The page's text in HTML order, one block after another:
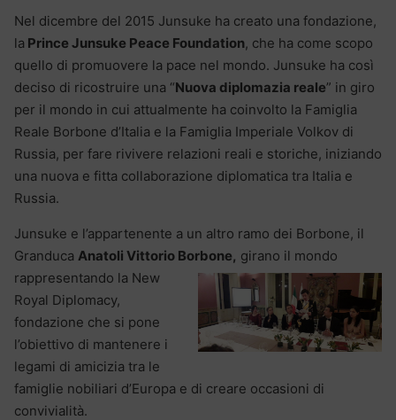
Nel dicembre del 2015 Junsuke ha creato una fondazione,
la Prince Junsuke Peace Foundation, che ha come scopo
quello di promuovere la pace nel mondo. Junsuke ha così
deciso di ricostruire una “Nuova diplomazia reale” in giro
per il mondo in cui attualmente ha coinvolto la Famiglia
Reale Borbone d’Italia e la Famiglia Imperiale Volkov di
Russia, per fare rivivere relazioni reali e storiche, iniziando
una nuova e fitta collaborazione diplomatica tra Italia e
Russia.
Junsuke e l’appartenente a un altro ramo dei Borbone, il
Granduca Anatoli Vittorio Borbone, girano il mondo
rappresentando la New
Royal Diplomacy,
fondazione che si pone
l’obiettivo di mantenere i
legami di amicizia tra le
famiglie nobiliari d’Europa e di creare occasioni di
convivialità.